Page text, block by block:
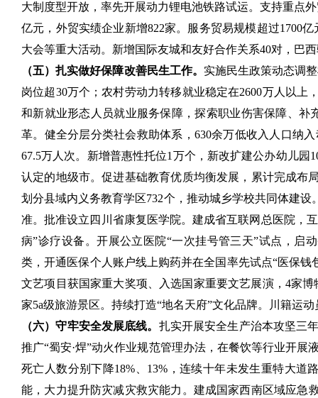
大制度型开放，率先开展动力锂电池铁路试运。支持重点
亿元，外贸实绩企业新增822家。服务贸易规模超过1700
大会等重大活动。新增国际友城和友好合作关系40对，巴
（五）扎实做好保障改善民生工作。 实施民生政策动态调
岗位超30万个；农村劳动力转移就业稳定在2600万人以
和新就业形态人员就业服务保障，探索职业伤害保障、
革。健全分层分类社会救助体系，630余万低收入人口纳
67.5万人次。新增普惠性托位1万个，新改扩建公办幼儿
认定的地级市。促进基础教育优质均衡发展，累计完成布
划分县域内义务教育学区732个，推动城乡学校共同体建
准。批准设立四川省康复医学院。建成省互联网总医院，
病”诊疗设备。开展公立医院“一次挂号管三天”试点，启
类，开通医保个人账户线上购药并在全国率先试点“医保
文艺项目获国家重大奖项、入选国家重要文艺展演，4家
家5a级旅游景区。持续打造“地名天府”文化品牌。川籍运
（六）守牢安全发展底线。 扎实开展安全生产治本攻坚三
推广“蜀安·焊”动火作业规范管理办法，在餐饮等行业开展
死亡人数分别下降18%、13%，连续十年未发生重特大
能，大力提升防灾减灾救灾能力。建成国家西南区域应急